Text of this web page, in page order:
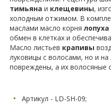
тимьяна и клещевины,
холодным отжимом. В
маслами масло корня лопуха
обмен в клетках и
Масло листьев крапивы
луковицы с волосами, но и
повреждены, а их волосяные
Артикул - LD-SH-09;